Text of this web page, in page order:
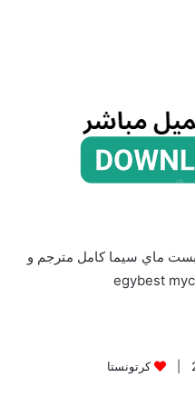
ماي سيما كامل مترجم و
كرتونستا